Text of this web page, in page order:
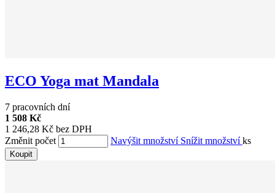
ECO Yoga mat Mandala
7 pracovních dní
1 508 Kč
1 246,28 Kč bez DPH
Změnit počet
Navýšit množství Snížit množstvíks
Koupit